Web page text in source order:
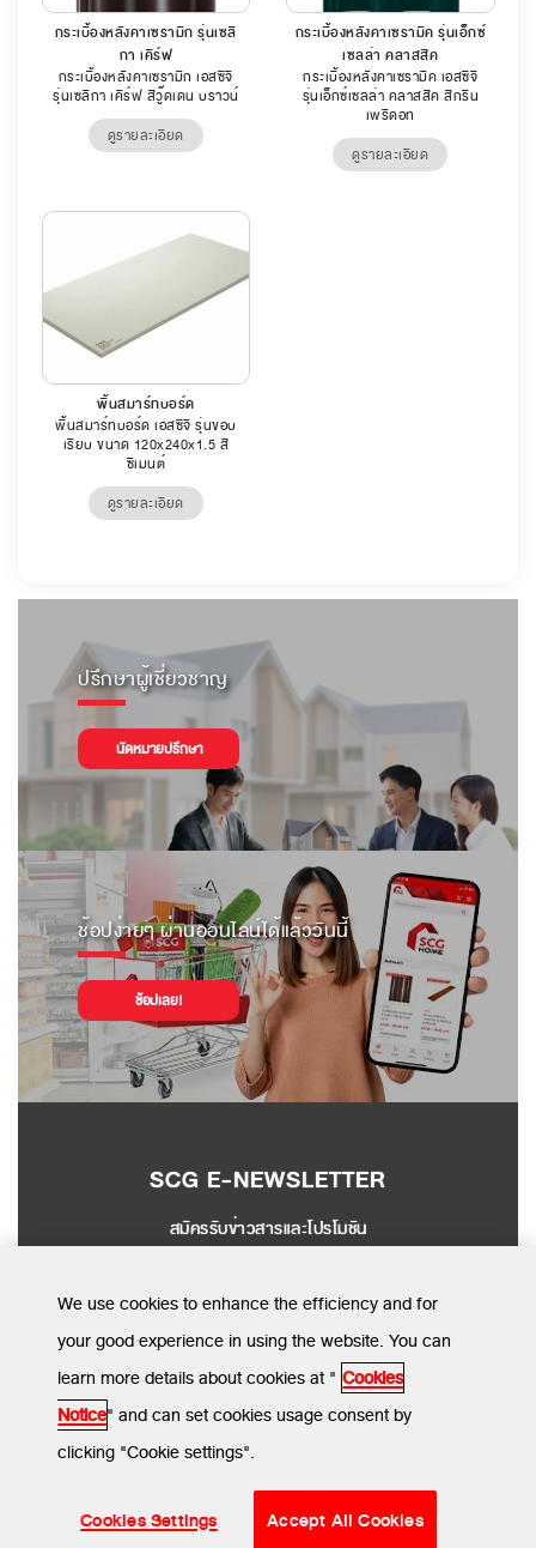
กระเบื้องหลังคาเซรามิก รุ่นเซลิ
กา เคิร์ฟ
กระเบื้องหลังคาเซรามิก เอสซีจี
รุ่นเซลิกา เคิร์ฟ สีวู๊ดเดน บราวน์
ดูรายละเอียด
กระเบื้องหลังคาเซรามิค รุ่นเอ็กซ์
เซลล่า คลาสสิค
กระเบื้องหลังคาเซรามิค เอสซีจี
รุ่นเอ็กซ์เซลล่า คลาสสิค สีกรีน
เพริดอท
ดูรายละเอียด
พื้นสมาร์ทบอร์ด
พื้นสมาร์ทบอร์ด เอสซีจี รุ่นขอบ
เรียบ ขนาด 120x240x1.5 สี
ซีเมนต์
ดูรายละเอียด
ปรึกษาผู้เชี่ยวชาญ
นัดหมายปรึกษา
ช้อปง่ายๆ ผ่านออนไลน์ได้แล้ววันนี้
ช้อปเลย!
SCG E-NEWSLETTER
สมัครรับข่าวสารและโปรโมชัน
SEND
© SCG CBM 2024. All Rights Reserved.
ข้อกำหนดและเงื่อนไข
นโยบายการใช้คุกกี้
We use cookies to enhance the efficiency and for
your good experience in using the website. You can
learn more details about cookies at " Cookies
Notice" and can set cookies usage consent by
clicking "Cookie settings".
Cookies Settings Accept All Cookies